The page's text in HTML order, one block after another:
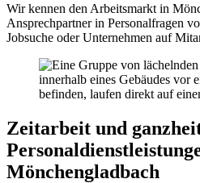
Wir kennen den Arbeitsmarkt in
Ansprechpartner in Personalfragen
Jobsuche oder Unternehmen auf
Zeitarbeit und
Mönchengladbach